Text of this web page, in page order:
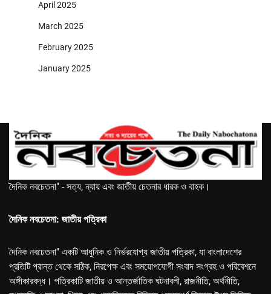
April 2025
March 2025
February 2025
January 2025
দৈনিক নবচেতনা" - সত্য, ন্যায় এবং জাতীয় চেতনার ধারক ও বাহক।
দৈনিক নবচেতনা: জাতীয় পত্রিকা
দৈনিক নবচেতনা" একটি আধুনিক ও নির্ভরযোগ্য জাতীয় পত্রিকা, যা বাংলাদেশের
প্রতিটি প্রান্ত থেকে সঠিক, নিরপেক্ষ এবং সময়োপযোগী সংবাদ সংগ্রহ ও পরিবেশনে
অঙ্গীকারবদ্ধ। পত্রিকাটি জাতীয় ও আন্তর্জাতিক ঘটনাবলী, রাজনীতি, অর্থনীতি,